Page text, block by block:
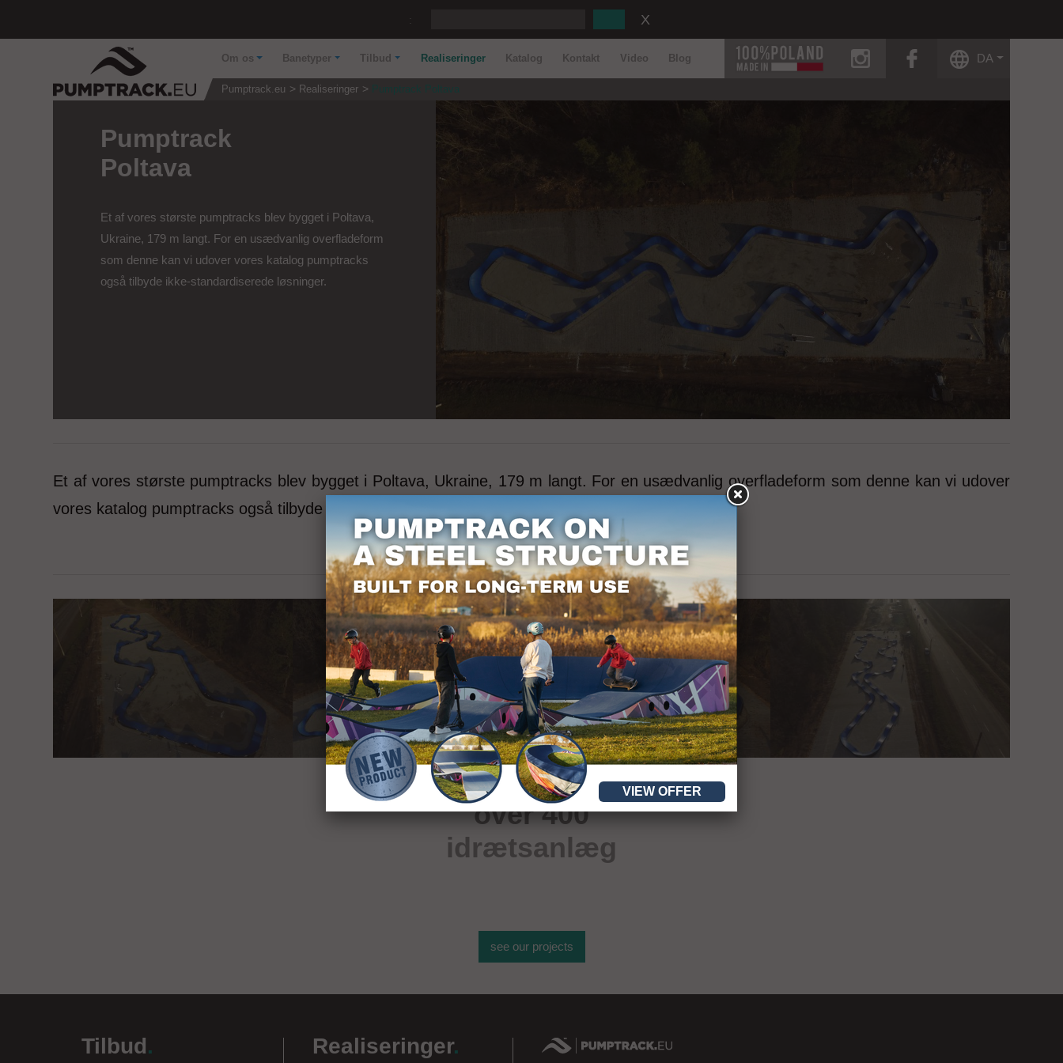
Om os Banetyper Tilbud Realiseringer Katalog Kontakt Video Blog
instagram
DA
Pumptrack.eu Realiseringer Pumptrack Poltava
Pumptrack
Poltava
Et af vores største pumptracks blev bygget i Poltava,
Ukraine, 179 m langt. For en usædvanlig overfladeform
som denne kan vi udover vores katalog pumptracks
også tilbyde ikke-standardiserede løsninger.
Et af vores største pumptracks blev bygget i Poltava, Ukraine, 179 m langt. For en usædvanlig overfladeform som denne kan vi udover
vores katalog pumptracks også tilbyde ikke-standardiserede løsninger.
over 400
idrætsanlæg
see our projects
Tilbud. Realiseringer.
VIEW OFFER